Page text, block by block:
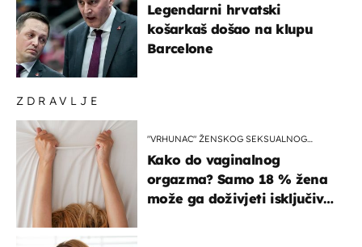
ZDRAVLJE
"VRHUNAC" ŽENSKOG SEKSUALNOG
Kako do vaginalnog
orgazma? Samo 18 % žena
može ga doživjeti isključivo
Legendarni hrvatski
košarkaš došao na klupu
Barcelone